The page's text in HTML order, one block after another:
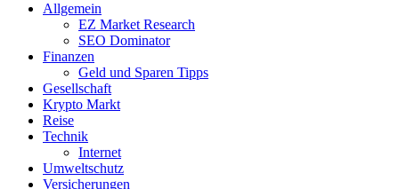
Allgemein
EZ Market Research
SEO Dominator
Finanzen
Geld und Sparen Tipps
Gesellschaft
Krypto Markt
Reise
Technik
Internet
Umweltschutz
Versicherungen